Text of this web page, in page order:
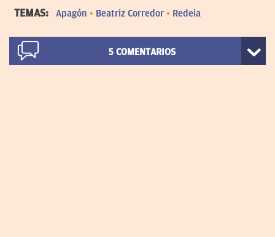
TEMAS: Apagón Beatriz Corredor Redeia
5 COMENTARIOS